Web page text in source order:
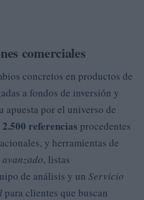
comerciales
concretos en productos de
a fondos de inversión y
apuesta por el universo de
2.500 referencias procedentes
y herramientas de
, listas
de análisis y un Servicio
para clientes que buscan